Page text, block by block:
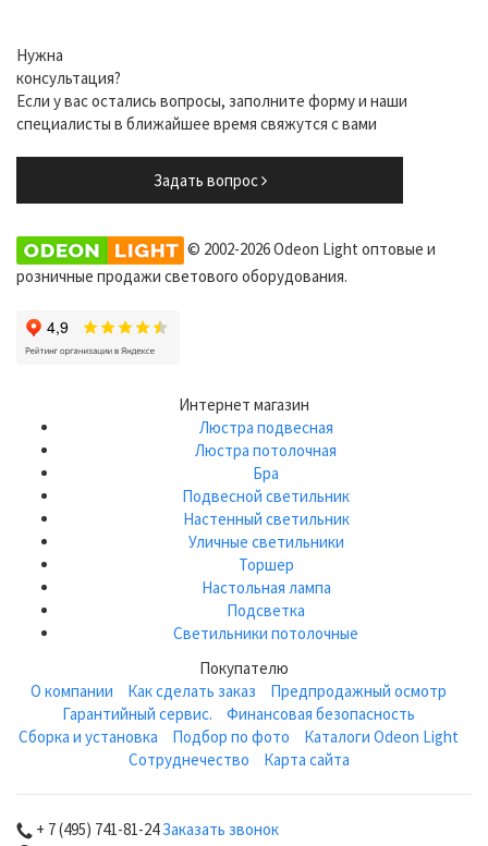
Нужна
консультация?
Если у вас остались вопросы, заполните форму и наши
специалисты в ближайшее время свяжутся с вами
Задать вопрос
© 2002-2026 Odeon Light оптовые и
розничные продажи светового оборудования.
Интернет магазин
Люстра подвесная
Люстра потолочная
Бра
Подвесной светильник
Настенный светильник
Уличные светильники
Торшер
Настольная лампа
Подсветка
Светильники потолочные
Покупателю
О компании
Как сделать заказ
Предпродажный осмотр
Гарантийный сервис.
Финансовая безопасность
Сборка и установка
Подбор по фото
Каталоги Odeon Light
Сотруднечество
Карта сайта
+ 7 (495) 741-81-24Заказать звонок